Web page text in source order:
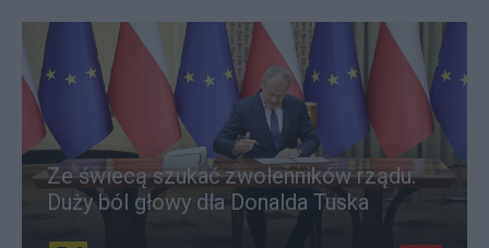
Ze świecą szukać zwolenników rządu.
Duży ból głowy dla Donalda Tuska